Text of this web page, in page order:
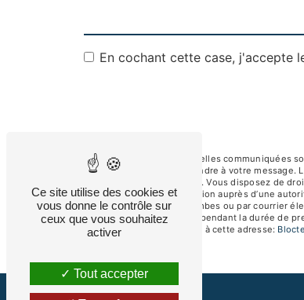
En cochant cette case, j'accepte
** Les données personnelles communiquées
dans le seul but de répondre à votre message.
albertsav250@gmail.com. Vous disposez de
d’introduire une réclamation auprès d’une
92250 La Garenne-Colombes ou par courrier
de prise de contact puis pendant la durée de
téléphonique, disponible à cette adresse:
Ce site utilise des cookies et
vous donne le contrôle sur
ceux que vous souhaitez
activer
Tout accepter